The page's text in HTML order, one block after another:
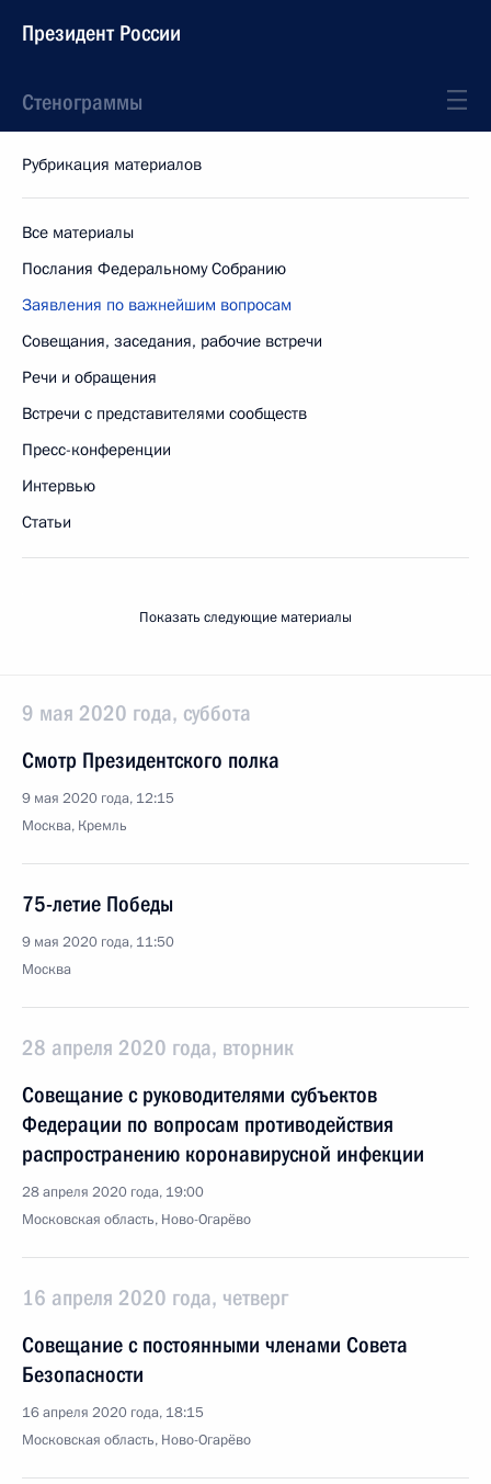
Президент России
Стенограммы
Рубрикация материалов
Все материалы
Послания Федеральному Собранию
Заявления по важнейшим вопросам
Совещания, заседания, рабочие встречи
Речи и обращения
Встречи с представителями сообществ
Пресс-конференции
Интервью
Статьи
Показать следующие материалы
9 мая 2020 года, суббота
Смотр Президентского полка
9 мая 2020 года, 12:15
Москва, Кремль
75-летие Победы
9 мая 2020 года, 11:50
Москва
28 апреля 2020 года, вторник
Совещание с руководителями субъектов
Федерации по вопросам противодействия
распространению коронавирусной инфекции
28 апреля 2020 года, 19:00
Московская область, Ново-Огарёво
16 апреля 2020 года, четверг
Совещание с постоянными членами Совета
Безопасности
16 апреля 2020 года, 18:15
Московская область, Ново-Огарёво